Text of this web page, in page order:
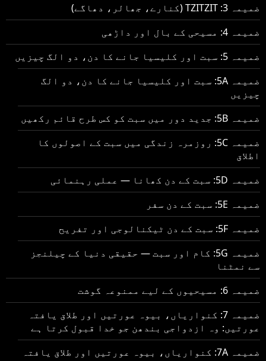
ضمیمہ 3: TZITZIT (کنارے، جھالر، دھاگے)
ضمیمہ 4: مسیحی کے بال اور داڑھی
ضمیمہ 5: سبت اور کلیسیا جانے کا دن، دو الگ چیزیں
ضمیمہ 5A: سبت اور کلیسیا جانے کا دن، دو الگ
چیزیں
ضمیمہ 5B: جدید دور میں سبت کو کس طرح قائم رکھیں
ضمیمہ 5C: روزمرہ زندگی میں سبت کے اصولوں کا
اطلاق
ضمیمہ 5D: سبت کے دن کھانا — عملی رہنمائی
ضمیمہ 5E: سبت کے دن سفر
ضمیمہ 5F: سبت کے دن ٹیکنالوجی اور تفریح
ضمیمہ 5G: کام اور سبت — حقیقی دنیا کے چیلنجز
سے نمٹنا
ضمیمہ 6: مسیحیوں کے لیے ممنوعہ گوشت
ضمیمہ 7: کنواریاں، بیوہ عورتیں اور طلاق یافتہ
عورتیں: وہ ازدواجی بندھن جو خدا قبول کرتا ہے
ضمیمہ 7A: کنواریاں، بیوہ عورتیں اور طلاق یافتہ